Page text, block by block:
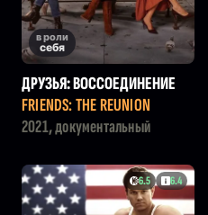
в роли
себя
ДРУЗЬЯ: ВОССОЕДИНЕНИЕ
FRIENDS: THE REUNION
2021, документальный
6.5 6.4